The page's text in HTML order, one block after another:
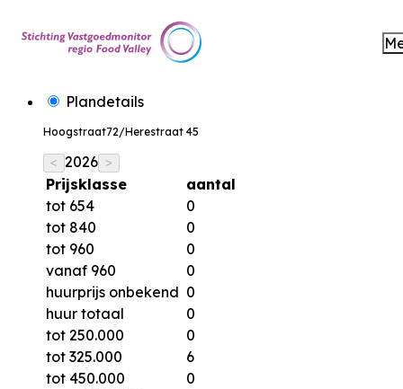
Plandetails
Hoogstraat72/Herestraat 45
< 2026 >
Prijsklasse
aantal
tot 654
0
tot 840
0
tot 960
0
vanaf 960
0
huurprijs onbekend 0
huur totaal
0
tot 250.000
0
tot 325.000
6
tot 450.000
0